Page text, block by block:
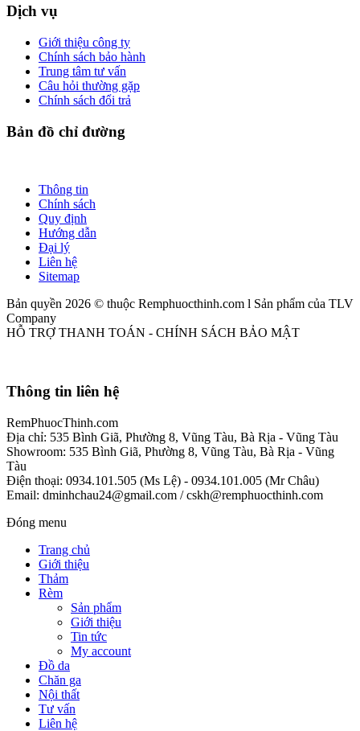
Dịch vụ
Giới thiệu công ty
Chính sách bảo hành
Trung tâm tư vấn
Câu hỏi thường gặp
Chính sách đổi trả
Bản đồ chỉ đường
Thông tin
Chính sách
Quy định
Hướng dẫn
Đại lý
Liên hệ
Sitemap
Bản quyền 2026 © thuộc Remphuocthinh.com l Sản phẩm của TLV
Company
HỖ TRỢ THANH TOÁN - CHÍNH SÁCH BẢO MẬT
Thông tin liên hệ
RemPhuocThinh.com
Địa chỉ: 535 Bình Giã, Phường 8, Vũng Tàu, Bà Rịa - Vũng Tàu
Showroom: 535 Bình Giã, Phường 8, Vũng Tàu, Bà Rịa - Vũng
Tàu
Điện thoại: 0934.101.505 (Ms Lệ) - 0934.101.005 (Mr Châu)
Email: dminhchau24@gmail.com / cskh@remphuocthinh.com
Đóng menu
Trang chủ
Giới thiệu
Thảm
Rèm
Sản phẩm
Giới thiệu
Tin tức
My account
Đồ da
Chăn ga
Nội thất
Tư vấn
Liên hệ